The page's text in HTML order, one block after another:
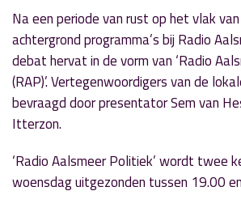
Na een periode van rust op het vlak
achtergrond programma’s bij Radio
debat hervat in de vorm van ‘Radio
(RAP)’. Vertegenwoordigers van de
bevraagd door presentator Sem van
Itterzon.
‘Radio Aalsmeer Politiek’ wordt twee
woensdag uitgezonden tussen 19.00